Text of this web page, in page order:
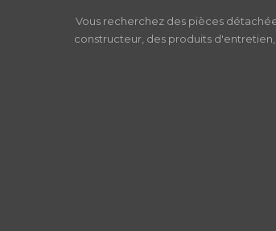
Vous recherchez des pièces
constructeur, des produits d'entretien,